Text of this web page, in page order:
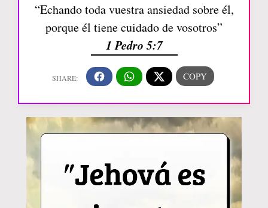
“Echando toda vuestra ansiedad sobre él,
porque él tiene cuidado de vosotros”
1 Pedro 5:7